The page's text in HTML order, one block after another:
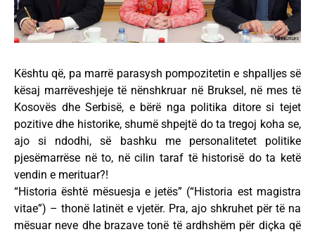
Kështu që, pa marrë parasysh pompozitetin e shpalljes së
kësaj marrëveshjeje të nënshkruar në Bruksel, në mes të
Kosovës dhe Serbisë, e bërë nga politika ditore si tejet
pozitive dhe historike, shumë shpejtë do ta tregoj koha se,
ajo si ndodhi, së bashku me personalitetet politike
pjesëmarrëse në to, në cilin taraf të historisë do ta ketë
vendin e merituar?!
“Historia është mësuesja e jetës” (“Historia est magistra
vitae”) – thonë latinët e vjetër. Pra, ajo shkruhet për të na
mësuar neve dhe brazave tonë të ardhshëm për diçka që